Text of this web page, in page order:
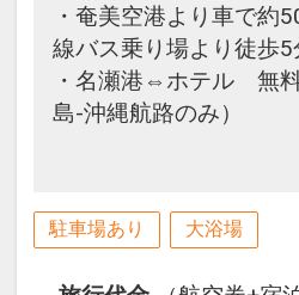
・奄美空港より車で約
線バス乗り場より徒歩5
・名瀬港⇔ホテル 無
島-沖縄航路のみ）
駐車場あり 大浴場